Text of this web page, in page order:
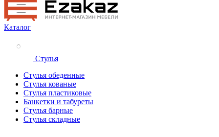
Каталог
Стулья
Стулья обеденные
Стулья кованые
Стулья пластиковые
Банкетки и табуреты
Стулья барные
Стулья складные